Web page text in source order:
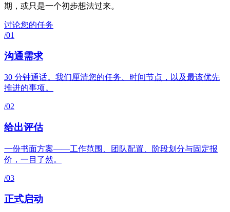
期，或只是一个初步想法过来。
讨论您的任务
/01
沟通需求
30 分钟通话。我们厘清您的任务、时间节点，以及最该优先
推进的事项。
/02
给出评估
一份书面方案——工作范围、团队配置、阶段划分与固定报
价，一目了然。
/03
正式启动